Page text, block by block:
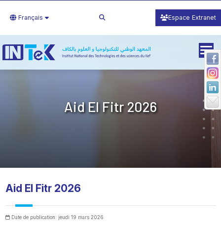
Français Espace Extranet
Aid El Fitr 2026
Aid El Fitr 2026
Date de publication: jeudi 19 mars 2026